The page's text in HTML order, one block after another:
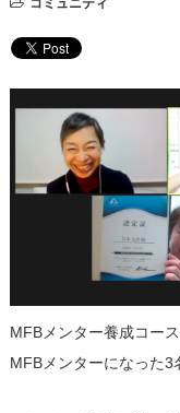
コミュニティ
MFBメンター養成コー
MFBメンターになった3